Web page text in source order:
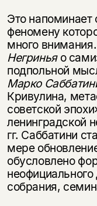
Это напоминает
феномену
много
Негриньяо
подпольной
Марко
Кривулина,
советской
ленинградской
гг. Саббатини
мере
обусловлено
собрания,